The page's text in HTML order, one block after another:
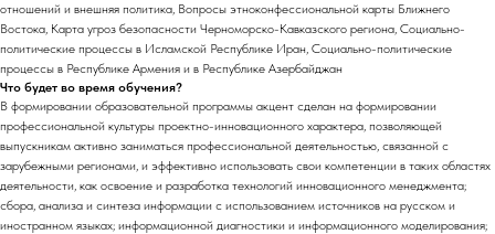
отношений и внешняя политика, Вопросы этноконфессиональной карты Ближнего
Востока, Карта угроз безопасности Черноморско-Кавказского региона, Социально-
политические процессы в Исламской Республике Иран, Социально-политические
процессы в Республике Армения и в Республике Азербайджан
Что будет во время обучения?
В формировании образовательной программы акцент сделан на формировании
профессиональной культуры проектно-инновационного характера, позволяющей
выпускникам активно заниматься профессиональной деятельностью, связанной с
зарубежными регионами, и эффективно использовать свои компетенции в таких областях
деятельности, как освоение и разработка технологий инновационного менеджмента;
сбора, анализа и синтеза информации с использованием источников на русском и
иностранном языках; информационной диагностики и информационного моделирования;